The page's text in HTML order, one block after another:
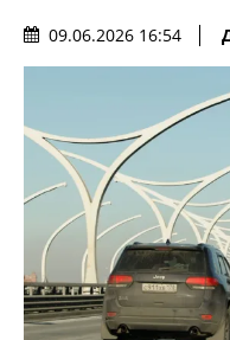
09.06.2026 16:54